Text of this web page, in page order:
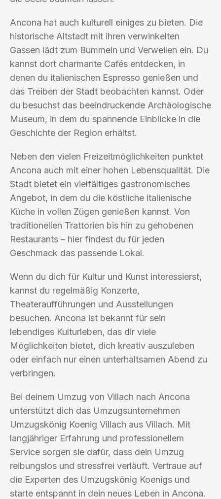
Ancona hat auch kulturell einiges zu bieten. Die
historische Altstadt mit ihren verwinkelten
Gassen lädt zum Bummeln und Verweilen ein. Du
kannst dort charmante Cafés entdecken, in
denen du italienischen Espresso genießen und
das Treiben der Stadt beobachten kannst. Oder
du besuchst das beeindruckende Archäologische
Museum, in dem du spannende Einblicke in die
Geschichte der Region erhältst.
Neben den vielen Freizeitmöglichkeiten punktet
Ancona auch mit einer hohen Lebensqualität. Die
Stadt bietet ein vielfältiges gastronomisches
Angebot, in dem du die köstliche italienische
Küche in vollen Zügen genießen kannst. Von
traditionellen Trattorien bis hin zu gehobenen
Restaurants – hier findest du für jeden
Geschmack das passende Lokal.
Wenn du dich für Kultur und Kunst interessierst,
kannst du regelmäßig Konzerte,
Theateraufführungen und Ausstellungen
besuchen. Ancona ist bekannt für sein
lebendiges Kulturleben, das dir viele
Möglichkeiten bietet, dich kreativ auszuleben
oder einfach nur einen unterhaltsamen Abend zu
verbringen.
Bei deinem Umzug von Villach nach Ancona
unterstützt dich das Umzugsunternehmen
Umzugskönig Koenig Villach aus Villach. Mit
langjähriger Erfahrung und professionellem
Service sorgen sie dafür, dass dein Umzug
reibungslos und stressfrei verläuft. Vertraue auf
die Experten des Umzugskönig Koenigs und
starte entspannt in dein neues Leben in Ancona.